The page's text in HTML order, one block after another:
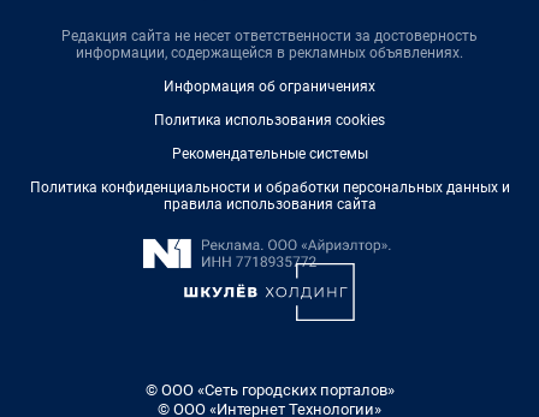
Редакция сайта не несет ответственности за достоверность
информации, содержащейся в рекламных объявлениях.
Информация об ограничениях
Политика использования cookies
Рекомендательные системы
Политика конфиденциальности и обработки персональных данных и
правила использования сайта
© ООО «Сеть городских порталов»
© ООО «Интернет Технологии»